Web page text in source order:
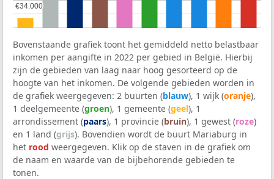
€34.000
€34.000
Bovenstaande grafiek toont het gemiddeld netto belastbaar
inkomen per aangifte in 2022 per gebied in België. Hierbij
zijn de gebieden van laag naar hoog gesorteerd op de
hoogte van het inkomen. De volgende gebieden worden in
de grafiek weergegeven: 2 buurten (blauw), 1 wijk (oranje),
1 deelgemeente (groen), 1 gemeente (geel), 1
arrondissement (paars), 1 provincie (bruin), 1 gewest (roze)
en 1 land (grijs). Bovendien wordt de buurt Mariaburg in
het rood weergegeven. Klik op de staven in de grafiek om
de naam en waarde van de bijbehorende gebieden te
tonen.